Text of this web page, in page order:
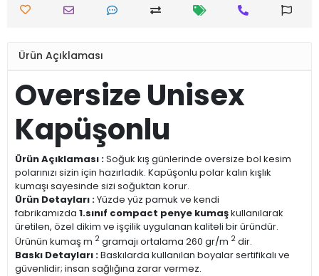
Ürün Açıklaması
Oversize Unisex
Kapüşonlu
Ürün Açıklaması :Soğuk kış günlerinde oversize bol kesim
polarınızı sizin için hazırladık. Kapüşonlu polar kalın kışlık
kumaşı sayesinde sizi soğuktan korur.
Ürün Detayları :Yüzde yüz pamuk ve kendi
fabrikamızda 1.sınıf compact penye kumaşkullanılarak
üretilen, özel dikim ve işçilik uygulanan kaliteli bir üründür.
Ürünün kumaş m 2 gramajı ortalama 260 gr/m 2 dir.
Baskı Detayları :Baskılarda kullanılan boyalar sertifikalı ve
güvenlidir; insan sağlığına zarar vermez.